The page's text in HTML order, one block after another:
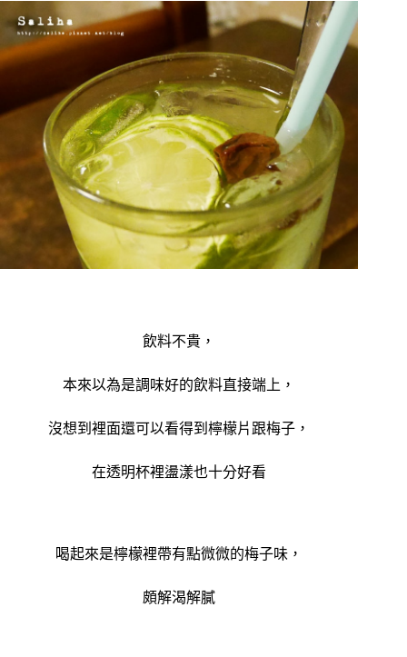
飲料不貴，
本來以為是調味好的飲料直接端上，
沒想到裡面還可以看得到檸檬片跟梅子，
在透明杯裡盪漾也十分好看
喝起來是檸檬裡帶有點微微的梅子味，
頗解渴解膩